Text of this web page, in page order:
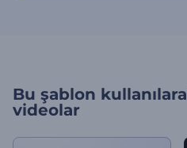
Bu şablon
videolar